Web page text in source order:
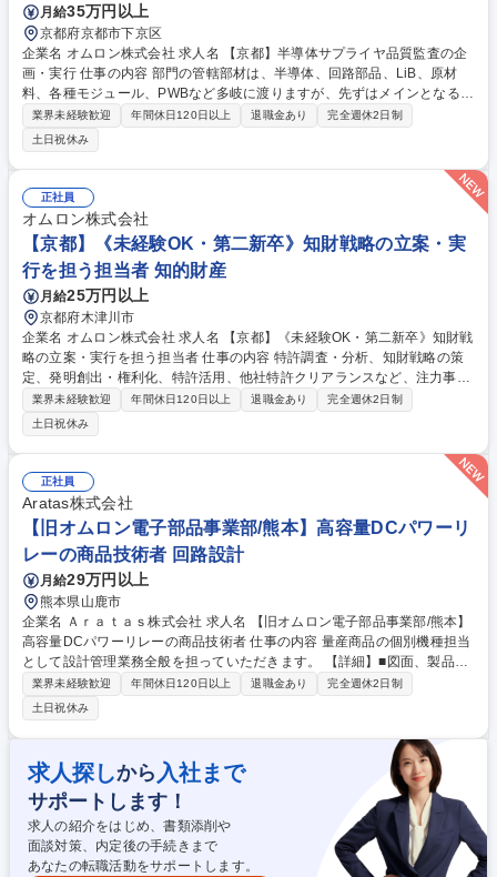
月給35万円以上
京都府京都市下京区
企業名 オムロン株式会社 求人名 【京都】半導体サプライヤ品質監査の企
画・実行 仕事の内容 部門の管轄部材は、半導体、回路部品、LiB、原材
料、各種モジュール、PWBなど多岐に渡りますが、先ずはメインとなる半
導体に対して以下の業務を担っていただきます。 ■グローバルのサプライ
ヤの監査実行と品質改善指導■サプライヤ監査人財育成（人財要件の制改
定、教育）■社内外関係者との折衝・交渉・調整と、目標達成に向けたマ
ネジメントを実施する■サプライヤ監査プロセスの開発 また、本ポジショ
ンでは、単なる規格適合確認にとどまらず、開発段階から製造・検査工程
まで一貫して品質づくりの妥当性を見極める監査を担います。 募集職種
【京都】半導体サプライヤ品質監査の企画・実行
業界未経験歓迎 年間休日120日以上 退職金あり
完全週休2日制
土日祝休み
正社員
オムロン株式会社
【京都】《未経験OK・第二新卒》知財戦略の立案・実
行を担う担当者 知的財産
月給25万円以上
京都府木津川市
企業名 オムロン株式会社 求人名 【京都】《未経験OK・第二新卒》知財戦
略の立案・実行を担う担当者 仕事の内容 特許調査・分析、知財戦略の策
定、発明創出・権利化、特許活用、他社特許クリアランスなど、注力事業
の競争力強化に向けた知財業務を担当いただきます。担当業務は、ご経
験・ご志向に応じて決定します。 【詳細】 ・商品企画、開発、マーケッ
トの現場に密着し、知財面から事業を強化する知財戦略の策定 ・知財戦略
に基づく知的財産の発掘、権利化、権利の活用 ・他社特許調査及びクリア
ランス、係争対応（係争対応は専門家のチームと連携して実行） ※入社後
は、先輩社員のサポートを受けながら段階的に業務を習得いただきます。
募集職種 【京都】《未経験OK・第二新卒》知財戦略の立案・実行を担う
担当者
業界未経験歓迎 年間休日120日以上 退職金あり
完全週休2日制
土日祝休み
正社員
Aratas株式会社
【旧オムロン電子部品事業部/熊本】高容量DCパワーリ
レーの商品技術者 回路設計
月給29万円以上
熊本県山鹿市
企業名 Ａｒａｔａｓ株式会社 求人名 【旧オムロン電子部品事業部/熊本】
高容量DCパワーリレーの商品技術者 仕事の内容 量産商品の個別機種担当
として設計管理業務全般を担っていただきます。 【詳細】■図面、製品仕
様書など技術文書管理 ■改造商品テーマの設計変更計画、検討、最終判
定、初回品判定までプロセス全体のコントロール ■VEテーマの立案、実行
【使用する開発言語・ソフト・装置/機器等】■3D-CAD（Solidworks) ■Off
ice365（エクセル、パワーポイント等）■電源、オシロスコープ、電圧/電
流計、その他一般電子計測器 募集職種 【旧オムロン電子部品事業部/熊
本】高容量DCパワーリレーの商品技術者
業界未経験歓迎 年間休日120日以上 退職金あり
完全週休2日制
土日祝休み
求人探しから 入社まで
サポートします！
求人の紹介をはじめ、書類添削や
面談対策、内定後の手続きまで
あなたの転職活動をサポートします。